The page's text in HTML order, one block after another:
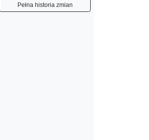
Pełna historia zmian